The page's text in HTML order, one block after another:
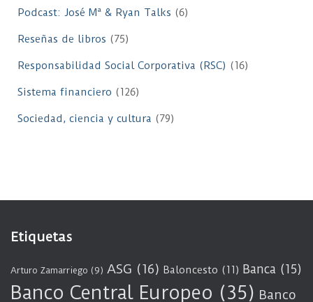
Podcast: José Mª & Ryan Talks (6)
Reseñas de libros (75)
Responsabilidad Social Corporativa (RSC) (16)
Sistema financiero (126)
Sociedad, ciencia y cultura (79)
Etiquetas
Arturo Zamarriego (9) ASG (16) Baloncesto (11) Banca (15)
Banco Central Europeo (35) Banco